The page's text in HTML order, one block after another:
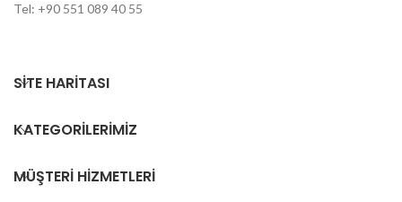
Tel: +90 551 089 40 55
SITE HARITASI
KATEGORILERIMIZ
MÜŞTERI HIZMETLERI